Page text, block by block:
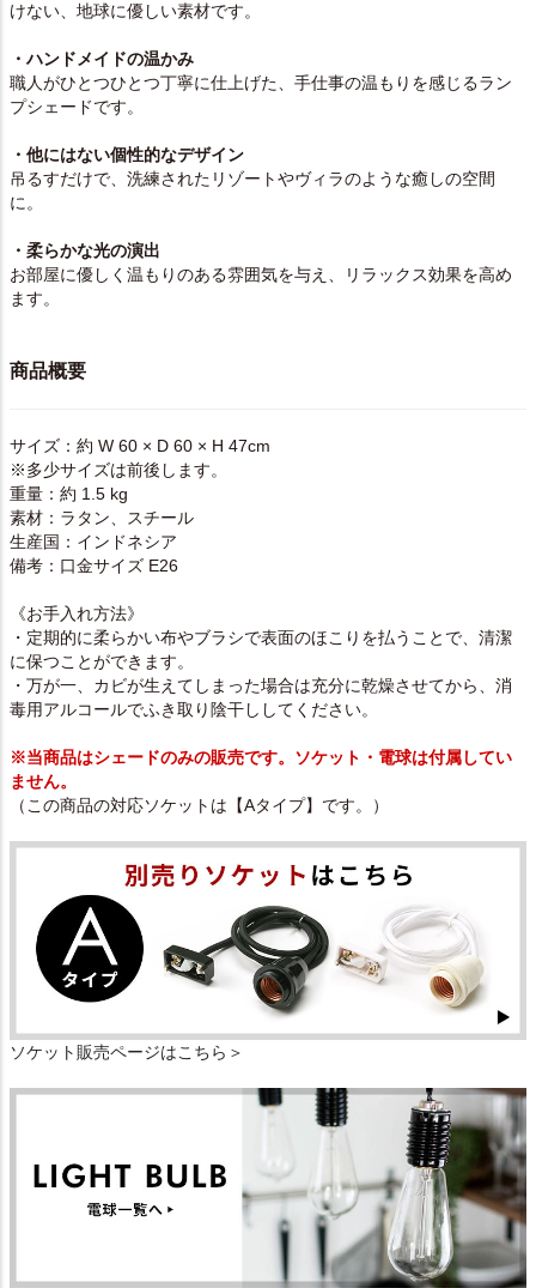
けない、地球に優しい素材です。
・ハンドメイドの温かみ
職人がひとつひとつ丁寧に仕上げた、手仕事の温もりを感じるラン
プシェードです。
・他にはない個性的なデザイン
吊るすだけで、洗練されたリゾートやヴィラのような癒しの空間
に。
・柔らかな光の演出
お部屋に優しく温もりのある雰囲気を与え、リラックス効果を高め
ます。
商品概要
サイズ：約 W 60 × D 60 × H 47cm
※多少サイズは前後します。
重量：約 1.5 kg
素材：ラタン、スチール
生産国：インドネシア
備考：口金サイズ E26
《お手入れ方法》
・定期的に柔らかい布やブラシで表面のほこりを払うことで、清潔
に保つことができます。
・万が一、カビが生えてしまった場合は充分に乾燥させてから、消
毒用アルコールでふき取り陰干ししてください。
※当商品はシェードのみの販売です。ソケット・電球は付属してい
ません。
（この商品の対応ソケットは【Aタイプ】です。）
ソケット販売ページはこちら＞